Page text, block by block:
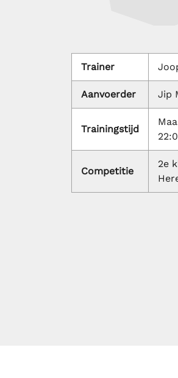
Trainer
Aanvoerder Jip
Trainingstijd
Competitie
2e